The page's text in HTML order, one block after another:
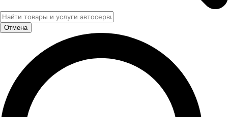
Отмена